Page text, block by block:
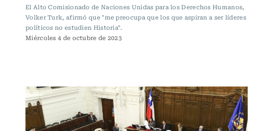
El Alto Comisionado de Naciones Unidas para los Derechos Humanos,
Volker Turk, afirmó que "me preocupa que los que aspiran a ser líderes
políticos no estudien Historia".
Miércoles 4 de octubre de 2023